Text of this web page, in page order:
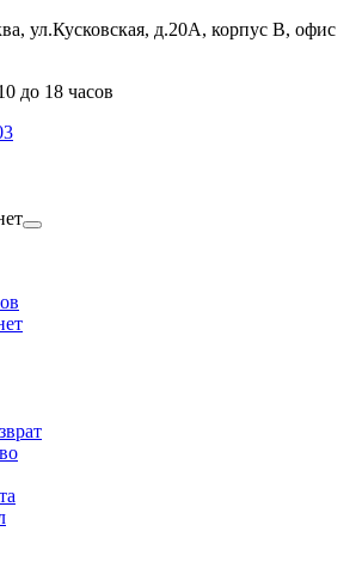
ул.Кусковская, д.20А, корпус В, офис
до 18 часов